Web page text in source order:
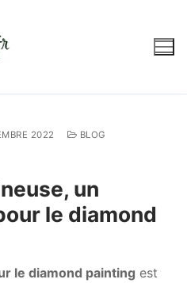
2022
BLOG
un
le diamond
le diamond painting est